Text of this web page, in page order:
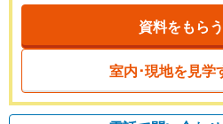
資料をもらう
室内･現地を見学